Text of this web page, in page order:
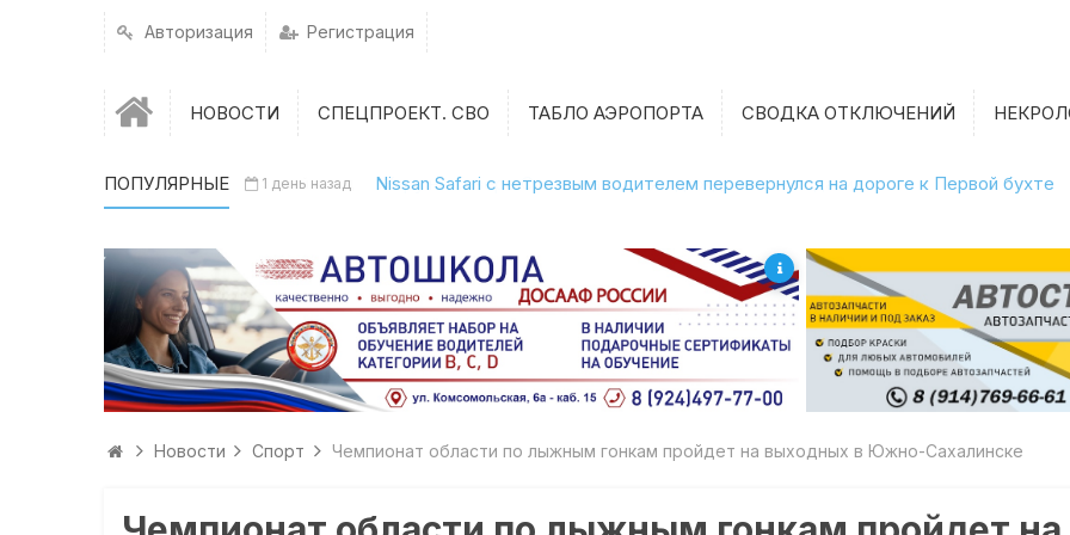
Авторизация Регистрация
НОВОСТИ СПЕЦПРОЕКТ. СВО ТАБЛО АЭРОПОРТА СВОДКА ОТКЛЮЧЕНИЙ
ПОПУЛЯРНЫЕ 1 день назад Nissan Safari с нетрезвым водителем перевернулся на дороге к Первой бухте
Новости Спорт Чемпионат области по лыжным гонкам пройдет на выходных в Южно-Сахалинске